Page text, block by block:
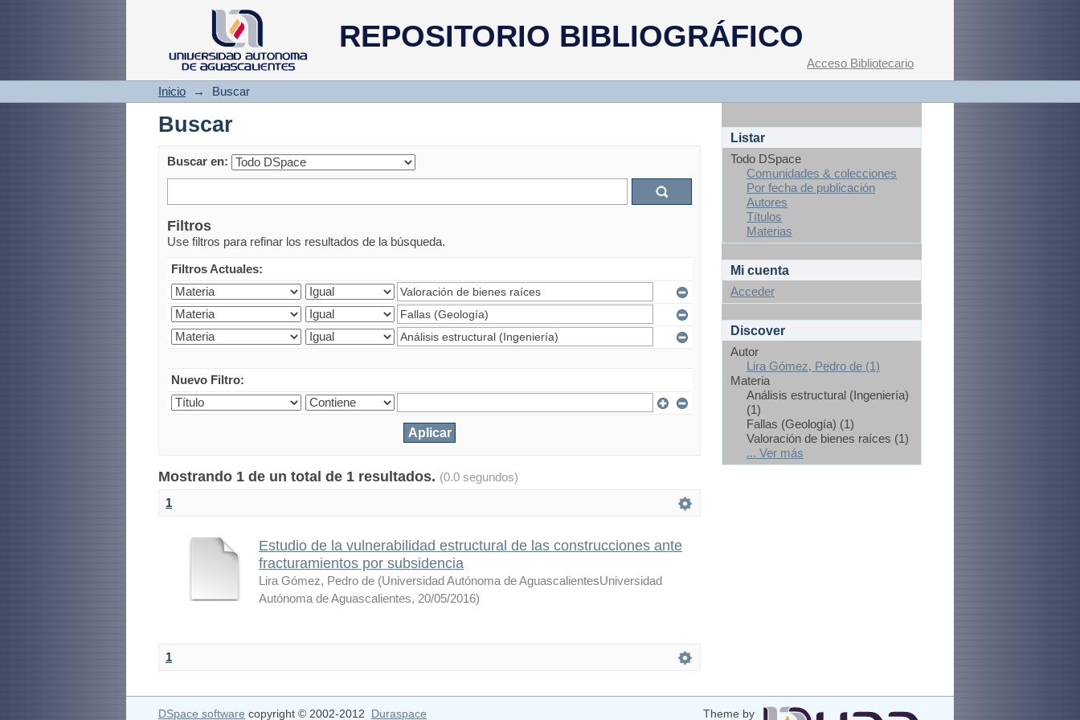
REPOSITORIO BIBLIOGRÁFICO
Buscar
Acceso Bibliotecario
Inicio → Buscar
Buscar
Buscar en:
Filtros
Use filtros para refinar los resultados de la búsqueda.
Filtros Actuales:
Nuevo Filtro:
Mostrando 1 de un total de 1 resultados. (0.0 segundos)
1
Estudio de la vulnerabilidad estructural de las construcciones ante
fracturamientos por subsidencia
Lira Gómez, Pedro de (Universidad Autónoma de AguascalientesUniversidad
Autónoma de Aguascalientes, 20/05/2016)
1
Listar
Todo DSpace
Comunidades & colecciones
Por fecha de publicación
Autores
Títulos
Materias
Mi cuenta
Acceder
Discover
Autor
Lira Gómez, Pedro de (1)
Materia
Análisis estructural (Ingeniería)
(1)
Fallas (Geología) (1)
Valoración de bienes raíces (1)
... Ver más
DSpace software copyright © 2002-2012 Duraspace Theme by